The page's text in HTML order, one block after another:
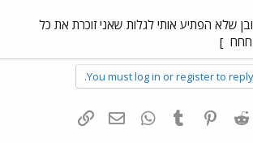
שלא הפתיע אותי לגלות שאני זוכרת את כל
חחח ]
You must log in or register to
Reddit
Pinterest
Tumblr
WhatsAppדואר אלקטרוני